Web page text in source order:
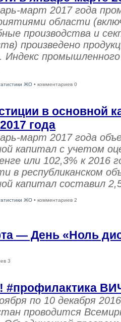
март 2017 года
области
производства и
произведено
Индекс
ЖО • комментариев 0
в основной
года
март 2017 года
капитал с учетом
или 102,3% к 2016
в республиканском
капитал составил
ЖО • комментариев 2
— День «Ноль
3
#профилактика
по 10 декабря
проводится